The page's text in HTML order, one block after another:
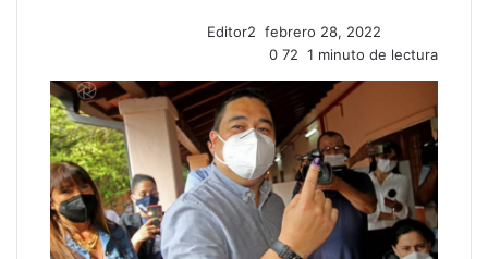
Editor2 e
m
a
i
l
febrero 28, 2022
0 72 1 minuto de lectura